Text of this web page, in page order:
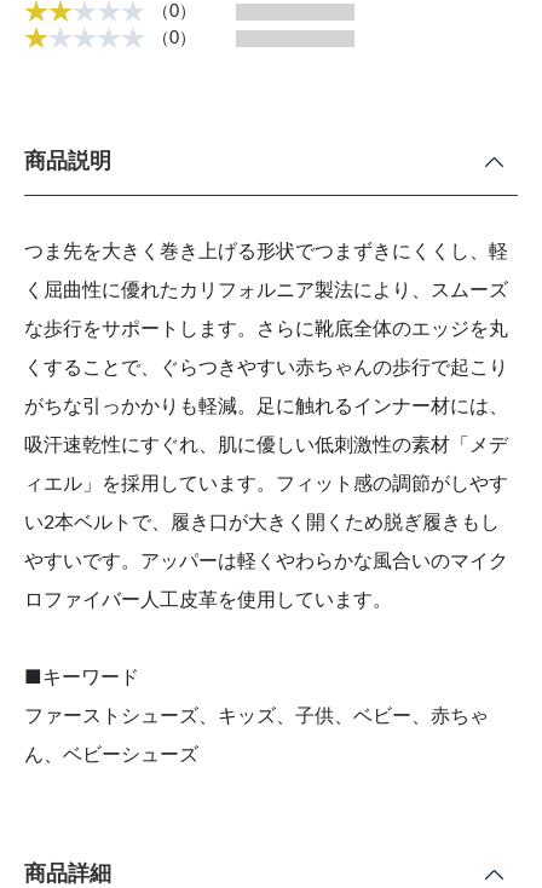
（0）
（0）
商品説明
つま先を大きく巻き上げる形状でつまずきにくくし、軽
く屈曲性に優れたカリフォルニア製法により、スムーズ
な歩行をサポートします。さらに靴底全体のエッジを丸
くすることで、ぐらつきやすい赤ちゃんの歩行で起こり
がちな引っかかりも軽減。足に触れるインナー材には、
吸汗速乾性にすぐれ、肌に優しい低刺激性の素材「メデ
ィエル」を採用しています。フィット感の調節がしやす
い2本ベルトで、履き口が大きく開くため脱ぎ履きもし
やすいです。アッパーは軽くやわらかな風合いのマイク
ロファイバー人工皮革を使用しています。
■キーワード
ファーストシューズ、キッズ、子供、ベビー、赤ちゃ
ん、ベビーシューズ
商品詳細